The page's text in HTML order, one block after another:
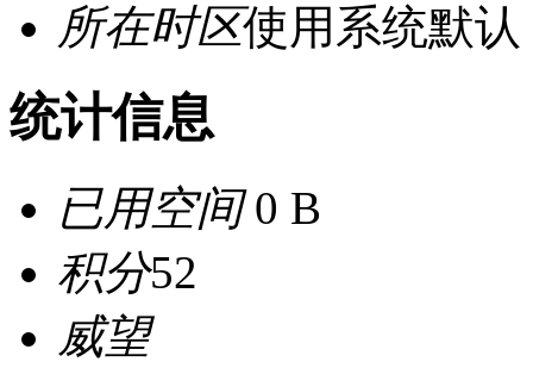
所在时区使用系统默认
统计信息
已用空间0 B
积分52
威望